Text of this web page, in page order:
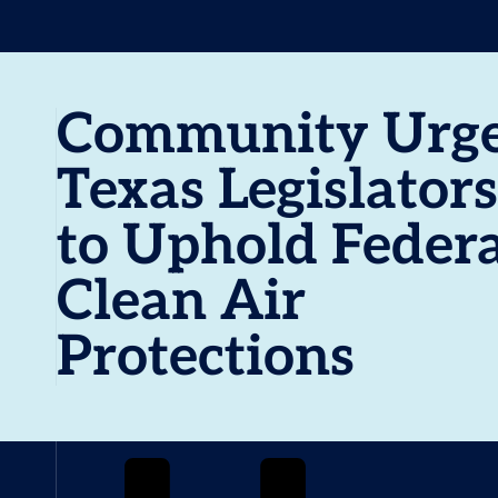
Community
Texas Legislators
to Uphold
Clean Air
Protections